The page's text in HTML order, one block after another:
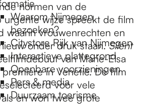
Waarom Nijmegen
bezoeken?
Citystore Rijk van Nijmegen
Interactieve plattegrond
Openbare voorzieningen
Pers & media
Duurzaam toerisme
normen van de
urgente wijze spreekt de film
waarin vrouwenrechten en
onder druk staan.Silent
van Marie-Elsa
in Venetië. De film
voor vele
en won twee grote